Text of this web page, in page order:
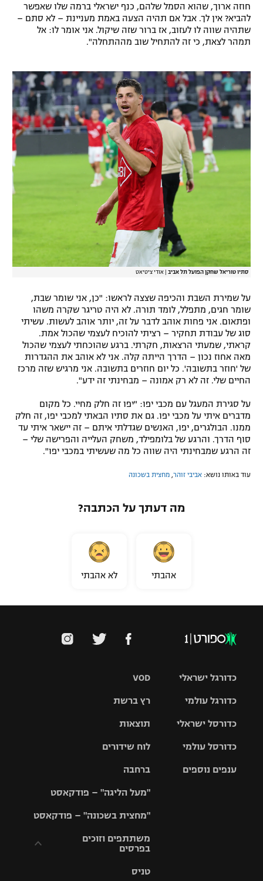
חוזה ארוך, שהוא הסמל שלהם, כנף ישראלי ברמה שלו שאפשר
להביא? אין לך. אבל אם תהיה הצעה באמת מעניינת – לא סתם –
שתהיה שווה לו לעזוב, אז ברור שזה שיקול. אני אומר לו: אל
תמהר לצאת, כי זה להתחיל שוב מההתחלה".
סתיו טוריאל שחקן הפועל תל אביב אודי ציטיאט
על שמירת השבת והכיפה שצצה לראשו: "כן, אני שומר שבת,
שומר חגים, מתפלל, לומד תורה. לא היה טריגר שקרה משהו
ופתאום. אני פחות אוהב לדבר על זה, יותר אוהב לעשות. עשיתי
סוג של עבודת תחקיר – רציתי להוכיח לעצמי שהכול אמת.
קראתי, שמעתי הרצאות, חקרתי. ברגע שהוכחתי לעצמי שהכול
מאה אחוז נכון – הדרך הייתה קלה. אני לא אוהב את ההגדרות
של 'חוזר בתשובה'. כל יום חוזרים בתשובה. אני מרגיש שזה מרכז
החיים שלי. זה לא רק אמונה – מבחינתי זה ידע".
על סגירת המעגל עם מכבי יפו: "יפו זה חלק מחיי. כל מקום
מדברים איתי על מכבי יפו. גם את סתיו הבאתי למכבי יפו, זה חלק
ממנו. הבולגרים, יפו, האנשים שגדלתי איתם – זה יישאר איתי עד
סוף הדרך. והרגע של בלומפילד, משחק העלייה והפרישה שלי –
זה הרגע שמבחינתי היה שווה כל מה שעשיתי במכבי יפו".
עוד באותו נושא: אביבי זוהר מחצית בשכונה
מה דעתך על הכתבה?
אהבתי לא אהבתי
VOD
רץ ברשת
תוצאות
לוח שידורים
ברחבה
"מעל הליגה" – פודקאסט
"מחצית בשכונה" – פודקאסט
משתתפים וזוכים
בפרסים
טניס
כדורגל ישראלי
גביע הטוטו
כדורגל עולמי
האלופות
ליגה
כדורסל ישראלי
סל
כדורסל עולמי
ענפים נוספים